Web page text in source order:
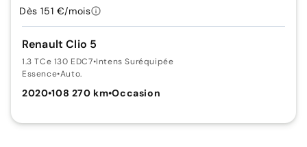
Renault Clio 5
1.3 TCe 130 EDC7•Intens Suréquipée
Essence•Auto.
2020•108 270 km•Occasion
Dès 151 €/mois